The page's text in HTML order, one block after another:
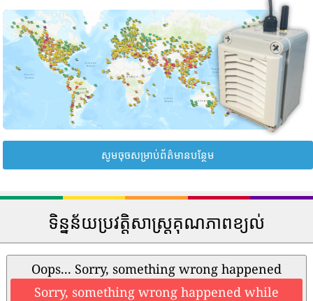
សូមចុចសម្រាប់ព័ត៌មានបន្ថែម
ទិន្នន័យប្រវត្តិសាស្រ្តគុណភាពខ្យល់
Oops... Sorry, something wrong happened
Sorry, something wrong happened while